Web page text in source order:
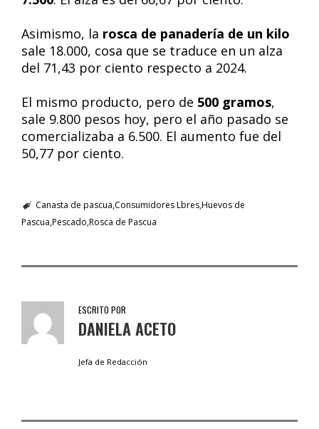
Asimismo, la rosca de panadería de un kilo
sale 18.000, cosa que se traduce en un alza
del 71,43 por ciento respecto a 2024.
El mismo producto, pero de 500 gramos,
sale 9.800 pesos hoy, pero el año pasado se
comercializaba a 6.500. El aumento fue del
50,77 por ciento.
Canasta de pascua Consumidores LbresHuevos de
Pascua Pescado Rosca de Pascua
ESCRITO POR
DANIELA ACETO
Jefa de Redacción